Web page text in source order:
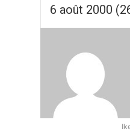
6 août 2000